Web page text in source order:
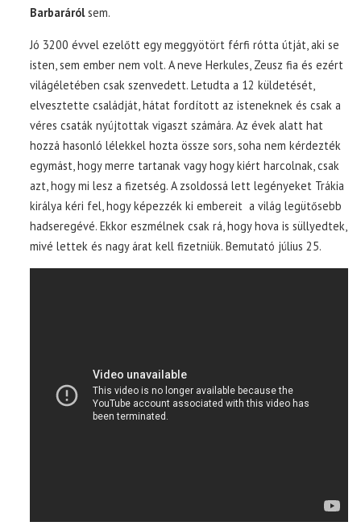
Barbarárólsem.
Jó 3200 évvel ezelőtt egy meggyötört férfi rótta útját, aki se
isten, sem ember nem volt. A neve Herkules, Zeusz fia és ezért
világéletében csak szenvedett. Letudta a 12 küldetését,
elvesztette családját, hátat fordított az isteneknek és csak a
véres csaták nyújtottak vigaszt számára. Az évek alatt hat
hozzá hasonló lélekkel hozta össze sors, soha nem kérdezték
egymást, hogy merre tartanak vagy hogy kiért harcolnak, csak
azt, hogy mi lesz a fizetség. A zsoldossá lett legényeket Trákia
királya kéri fel, hogy képezzék ki embereit a világ legütősebb
hadseregévé. Ekkor eszmélnek csak rá, hogy hova is süllyedtek,
mivé lettek és nagy árat kell fizetniük. Bemutató július 25.